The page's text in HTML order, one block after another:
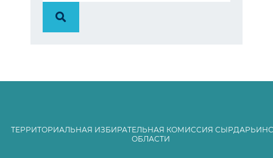
ТЕРРИТОРИАЛЬНАЯ ИЗБИРАТЕЛЬНАЯ КОМИССИЯ
ОБЛАСТИ